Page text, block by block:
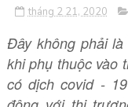
tháng 2 21, 2020
Đây không phải
khi phụ thuộc vào
có dịch covid -